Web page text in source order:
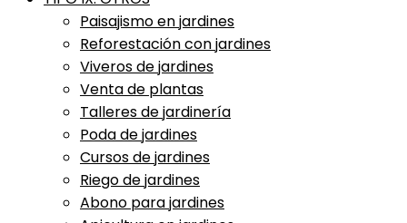
Paisajismo en jardines
Reforestación con jardines
Viveros de jardines
Venta de plantas
Talleres de jardinería
Poda de jardines
Cursos de jardines
Riego de jardines
Abono para jardines